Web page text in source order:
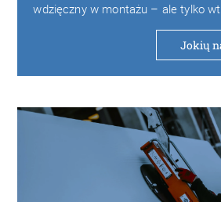
wdzięczny w montażu – ale tylko
Jokių